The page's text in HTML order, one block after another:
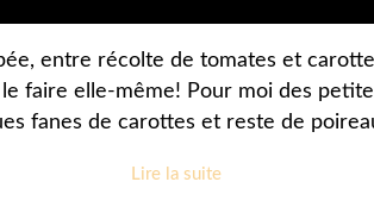
entre récolte de tomates et
faire elle-même! Pour moi des
fanes de carottes et reste de
Lire la suite